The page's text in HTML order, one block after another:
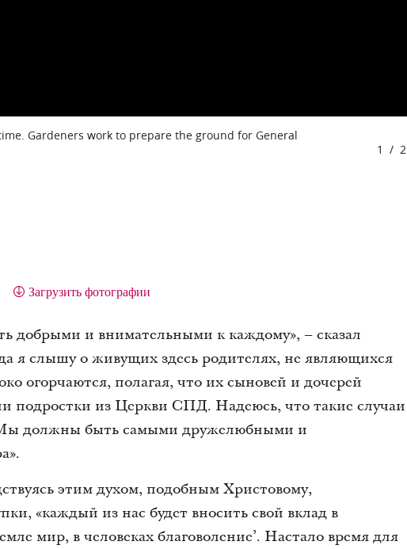
Gardeners work to prepare the ground for General
1 / 2
Загрузить фотографии
и внимательными к каждому», – сказал
я слышу о живущих здесь родителях, не являющихся
огорчаются, полагая, что их сыновей и дочерей
подростки из Церкви СПД. Надеюсь, что такие случаи
Мы должны быть самыми дружелюбными и
этим духом, подобным Христовому,
«каждый из нас будет вносить свой вклад в
мир, в человеках благоволение’. Настало время для